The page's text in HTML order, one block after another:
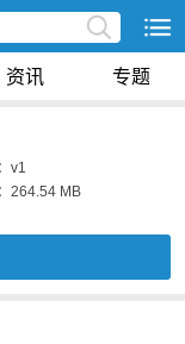
资讯 专题
v1
264.54 MB